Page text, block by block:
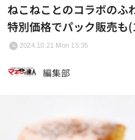
ねこねことのコラボのふ
特別価格でパック販売も
2024.10.21 Mon 15:35
編集部